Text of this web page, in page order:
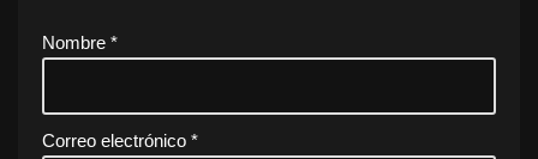
Nombre *
Correo electrónico *